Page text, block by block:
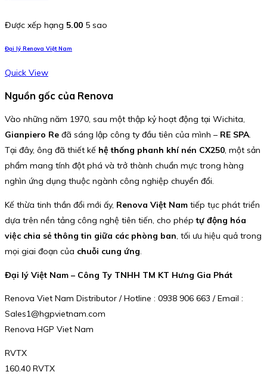
Được xếp hạng 5.00 5 sao
Đại lý Renova Việt Nam
Quick View
Nguồn gốc của Renova
Vào những năm 1970, sau một thập kỷ hoạt động tại Wichita,
Gianpiero Re đã sáng lập công ty đầu tiên của mình – RE SPA.
Tại đây, ông đã thiết kế hệ thống phanh khí nén CX250, một sản
phẩm mang tính đột phá và trở thành chuẩn mực trong hàng
nghìn ứng dụng thuộc ngành công nghiệp chuyển đổi.
Kế thừa tinh thần đổi mới ấy, Renova Việt Nam tiếp tục phát triển
dựa trên nền tảng công nghệ tiên tiến, cho phéptự động hóa
việc chia sẻ thông tin giữa các phòng ban, tối ưu hiệu quả trong
mọi giai đoạn của chuỗi cung ứng.
Đại lý Việt Nam – Công Ty TNHH TM KT Hưng Gia Phát
Renova Viet Nam Distributor / Hotline : 0938 906 663 / Email :
Sales1@hgpvietnam.com
Renova HGP Viet Nam
RVTX
160.40 RVTX